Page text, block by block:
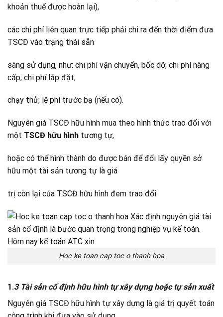
khoản thuế được hoàn lại),
các chi phí liên quan trực tiếp phải chi ra đến thời điểm đưa
TSCĐ vào trạng thái sẵn
sàng sử dụng, như: chi phí vận chuyển, bốc dỡ; chi phí nâng
cấp; chi phí lắp đặt,
chạy thử; lệ phí trước bạ (nếu có).
Nguyên giá TSCĐ hữu hình mua theo hình thức trao đổi với
một TSCĐ hữu hình tương tự,
hoặc có thể hình thành do được bán để đổi lấy quyền sở
hữu một tài sản tương tự là giá
trị còn lại của TSCĐ hữu hình đem trao đổi.
Hoc ke toan cap toc o thanh hoa
1.3 Tài sản cố định hữu hình tự xây dựng hoặc tự sản xuất
Nguyên giá TSCĐ hữu hình tự xây dựng là giá trị quyết toán